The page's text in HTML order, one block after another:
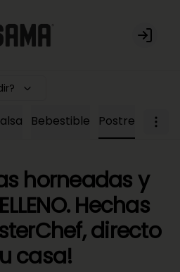
Login
Bebestible Postre
horneadas y
Hechas
directo
casa!